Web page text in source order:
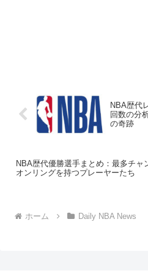
NBA歴代
回数の分
の奇跡
NBA歴代優勝選手まとめ：最多チャ
オンリングを持つプレーヤーたち
ホーム Daily NBA News